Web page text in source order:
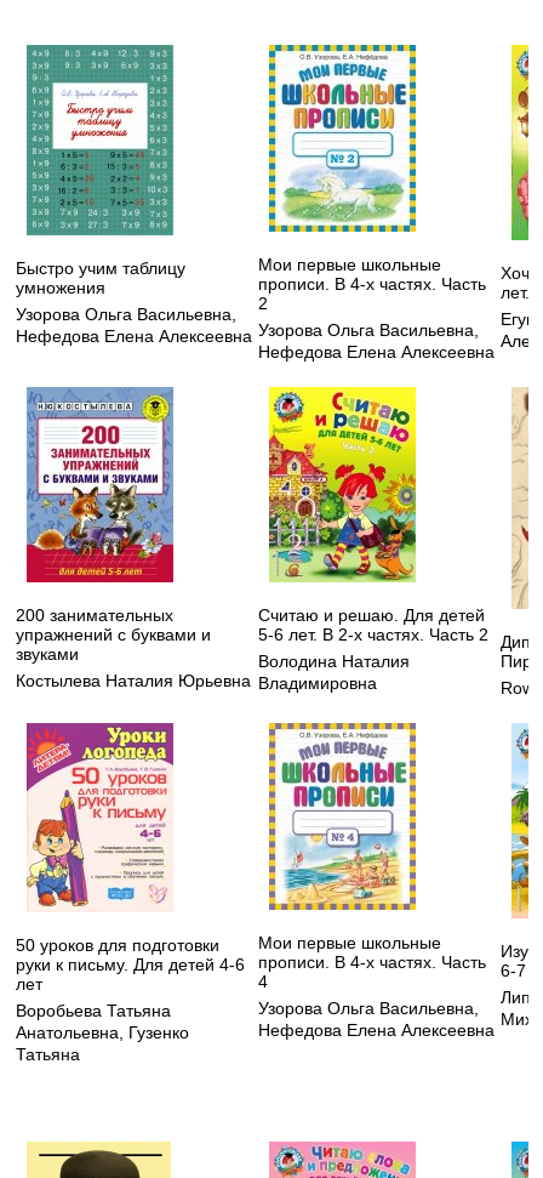
Быстро учим таблицу
умножения
Узорова Ольга Васильевна
Нефедова Елена Алексеевна
Мои первые школьные
прописи. В 4-х частях. Часть
2
Узорова Ольга Васильевна
Нефедова Елена Алексеевна
Хочу
лет.
200 занимательных
упражнений с буквами и
звуками
Костылева Наталия Юрьевна
Считаю и решаю. Для детей
5-6 лет. В 2-х частях. Часть 2
Володина Наталия
Владимировна
50 уроков для подготовки
руки к письму. Для детей 4-6
лет
Воробьева Татьяна
Анатольевна
Гузенко
Татьяна
Мои первые школьные
прописи. В 4-х частях. Часть
4
Узорова Ольга Васильевна
Нефедова Елена Алексеевна
6-7